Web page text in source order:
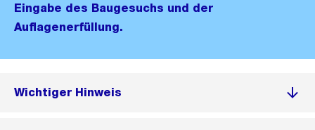
Eingabe des Baugesuchs und der
Auflagenerfüllung.
Wichtiger Hinweis